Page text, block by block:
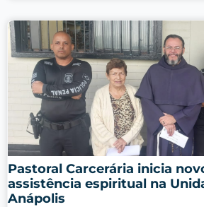
Pastoral Carcerária inicia
assistência espiritual na
Anápolis